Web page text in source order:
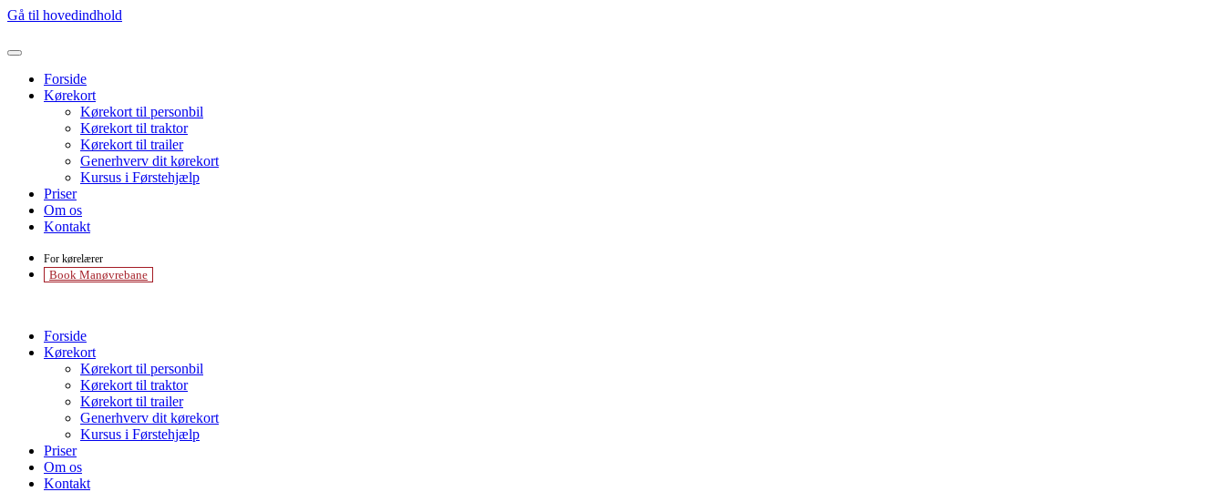
Gå til hovedindhold
Forside
Kørekort
Kørekort til personbil
Kørekort til traktor
Kørekort til trailer
Generhverv dit kørekort
Kursus i Førstehjælp
Priser
Om os
Kontakt
For kørelærer
Book Manøvrebane
Forside
Kørekort
Kørekort til personbil
Kørekort til traktor
Kørekort til trailer
Generhverv dit kørekort
Kursus i Førstehjælp
Priser
Om os
Kontakt